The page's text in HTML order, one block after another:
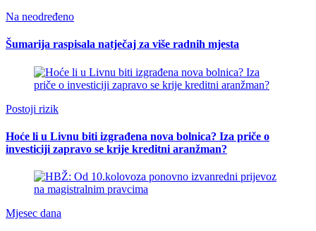
Na neodređeno
Šumarija raspisala natječaj za više radnih mjesta
Postoji rizik
Hoće li u Livnu biti izgrađena nova bolnica? Iza priče o
investiciji zapravo se krije kreditni aranžman?
Mjesec dana